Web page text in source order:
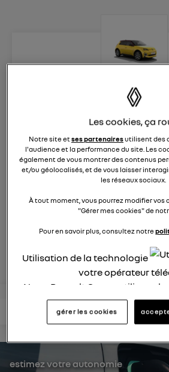
Renault 5 E-
électrique
électriques
membres
R5 est de retour. Pop malicieuse,
électrise son époque
posez une
rejoignez
lire les questions lire les articles
estimez votre autonomie
Les cookies, ça
Notre site etses partenairesutilisent des
l'audience et la performance du site. Les
également de vous montrer des contenus
et/ou géolocalisés, et de vous laisser
les réseaux sociaux.
À tout moment, vous pourrez modifier vos
"Gérer mes cookies" de
Pour en savoir plus, consultez notre
Utilisation de la technologie
votre opérateur
Nous, Renault Group, utilisons la
pour nos activités digitales
dans cette notice de
utilisez une connexion
opérateur télécom
gérer les cookies